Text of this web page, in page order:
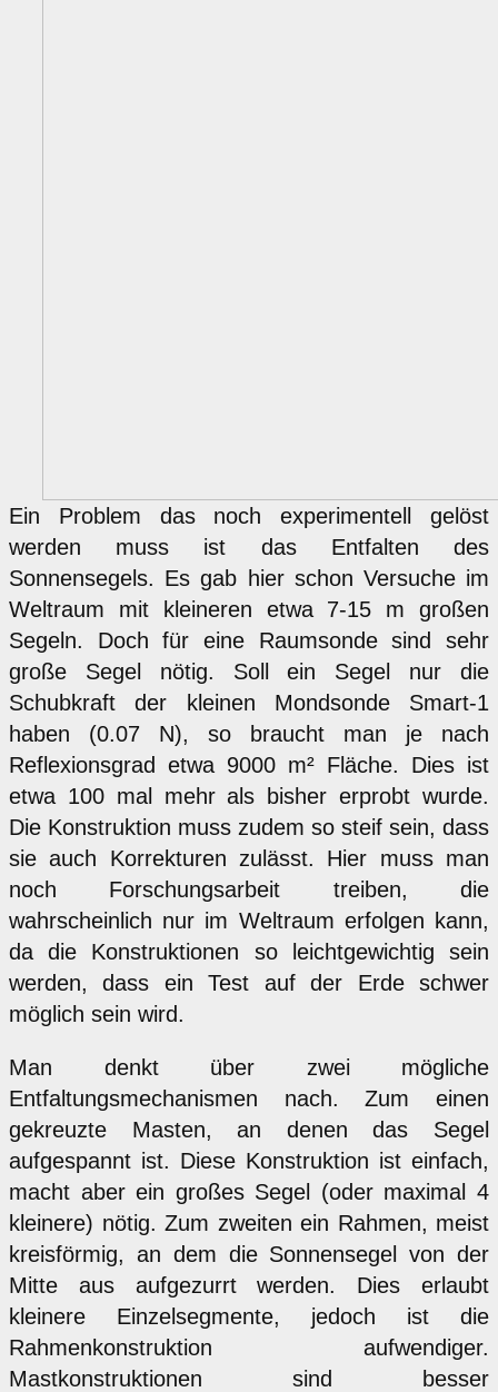
Ein Problem das noch experimentell gelöst
werden muss ist das Entfalten des
Sonnensegels. Es gab hier schon Versuche im
Weltraum mit kleineren etwa 7-15 m großen
Segeln. Doch für eine Raumsonde sind sehr
große Segel nötig. Soll ein Segel nur die
Schubkraft der kleinen Mondsonde Smart-1
haben (0.07 N), so braucht man je nach
Reflexionsgrad etwa 9000 m² Fläche. Dies ist
etwa 100 mal mehr als bisher erprobt wurde.
Die Konstruktion muss zudem so steif sein, dass
sie auch Korrekturen zulässt. Hier muss man
noch Forschungsarbeit treiben, die
wahrscheinlich nur im Weltraum erfolgen kann,
da die Konstruktionen so leichtgewichtig sein
werden, dass ein Test auf der Erde schwer
möglich sein wird.
Man denkt über zwei mögliche
Entfaltungsmechanismen nach. Zum einen
gekreuzte Masten, an denen das Segel
aufgespannt ist. Diese Konstruktion ist einfach,
macht aber ein großes Segel (oder maximal 4
kleinere) nötig. Zum zweiten ein Rahmen, meist
kreisförmig, an dem die Sonnensegel von der
Mitte aus aufgezurrt werden. Dies erlaubt
kleinere Einzelsegmente, jedoch ist die
Rahmenkonstruktion aufwendiger.
Mastkonstruktionen sind besser